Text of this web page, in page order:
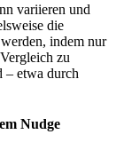
variieren und
die
indem nur
zu
– etwa durch
Nudge